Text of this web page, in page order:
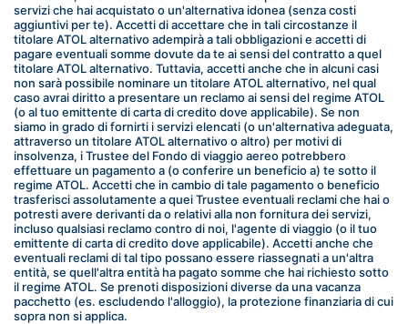
servizi che hai acquistato o un'alternativa idonea (senza costi
aggiuntivi per te). Accetti di accettare che in tali circostanze il
titolare ATOL alternativo adempirà a tali obbligazioni e accetti di
pagare eventuali somme dovute da te ai sensi del contratto a quel
titolare ATOL alternativo. Tuttavia, accetti anche che in alcuni casi
non sarà possibile nominare un titolare ATOL alternativo, nel qual
caso avrai diritto a presentare un reclamo ai sensi del regime ATOL
(o al tuo emittente di carta di credito dove applicabile). Se non
siamo in grado di fornirti i servizi elencati (o un'alternativa adeguata,
attraverso un titolare ATOL alternativo o altro) per motivi di
insolvenza, i Trustee del Fondo di viaggio aereo potrebbero
effettuare un pagamento a (o conferire un beneficio a) te sotto il
regime ATOL. Accetti che in cambio di tale pagamento o beneficio
trasferisci assolutamente a quei Trustee eventuali reclami che hai o
potresti avere derivanti da o relativi alla non fornitura dei servizi,
incluso qualsiasi reclamo contro di noi, l'agente di viaggio (o il tuo
emittente di carta di credito dove applicabile). Accetti anche che
eventuali reclami di tal tipo possano essere riassegnati a un'altra
entità, se quell'altra entità ha pagato somme che hai richiesto sotto
il regime ATOL. Se prenoti disposizioni diverse da una vacanza
pacchetto (es. escludendo l'alloggio), la protezione finanziaria di cui
sopra non si applica.